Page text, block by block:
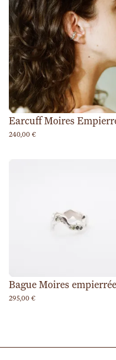
95,00 €
Earcuff Moires
240,00 €
Bague Moires
295,00 €